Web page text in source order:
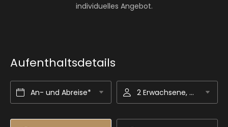
individuelles Angebot.
Aufenthaltsdetails
An- und Abreise* 2 Erwachsene, Gourmet-Halbpension